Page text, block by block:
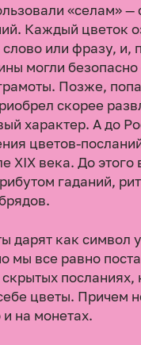
«селам» —
Каждый цветок
или фразу, и,
могли безопасно
Позже,
скорее
характер. А до
цветов-
XIX века. До этого
гаданий,
дарят как символ
мы все равно
скрытых посланиях,
цветы. Причем
на монетах.